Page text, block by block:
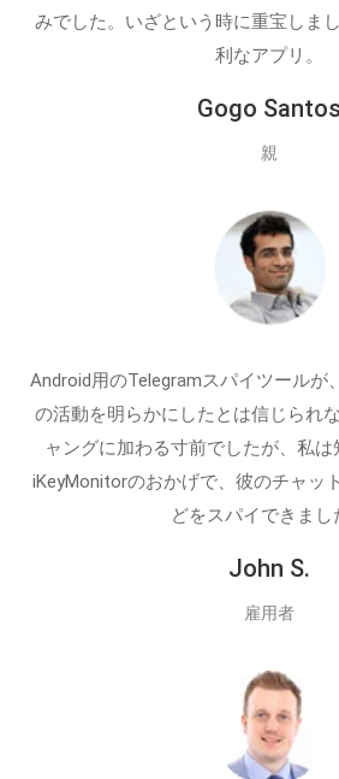
みでした。いざという時に重宝しま
利なアプリ。
Gogo Santos
親
Android用のTelegramスパイツールが
の活動を明らかにしたとは信じられ
ャングに加わる寸前でしたが、私は
iKeyMonitorのおかげで、彼のチャッ
どをスパイできまし
John S.
雇用者